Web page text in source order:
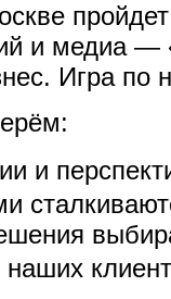
и медиа —
Игра по
и